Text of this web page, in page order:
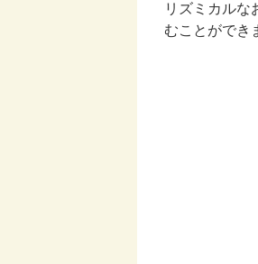
リズミカルな
むことができ